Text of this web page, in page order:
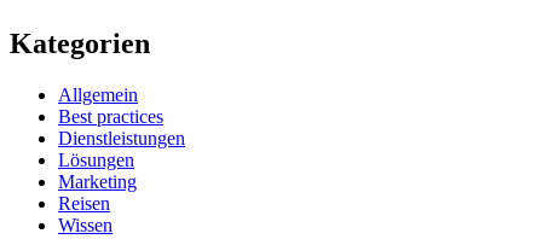
Kategorien
Allgemein
Best practices
Dienstleistungen
Lösungen
Marketing
Reisen
Wissen